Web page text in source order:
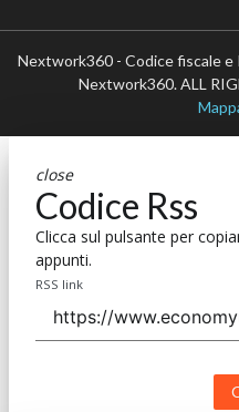
Nextwork360 - Codice fiscale
Nextwork360. ALL
close
Codice Rss
Clicca sul pulsante per
appunti.
RSS link